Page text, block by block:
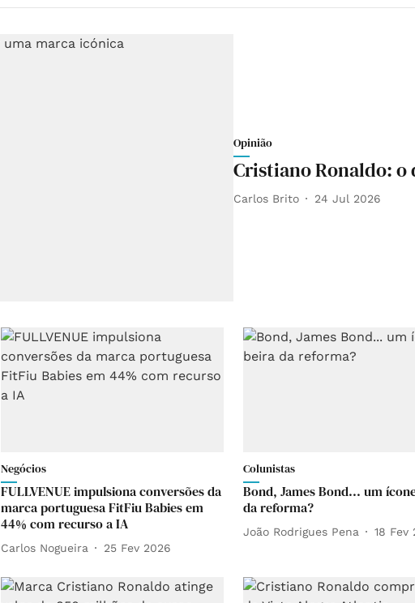
Opinião
Cristiano Ronaldo:
Carlos Brito 24 Jul 2026
Negócios
FULLVENUE impulsiona conversões da
marca portuguesa FitFiu Babies em
44% com recurso a IA
Carlos Nogueira 25 Fev 2026
Colunistas
Bond, James Bond... um
da reforma?
João Rodrigues Pena 18 Fev